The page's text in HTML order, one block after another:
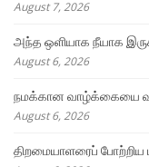
August 7, 2026
அந்த ஒளியாக நீயாக
August 6, 2026
நமக்கான வாழ்க்கையை
August 6, 2026
திறமையாளரைப்